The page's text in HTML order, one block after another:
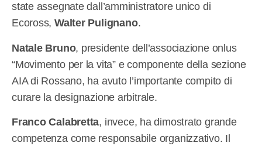
state assegnate dall’amministratore unico di
Ecoross,Walter Pulignano.
Natale Bruno, presidente dell’associazione onlus
“Movimento per la vita” e componente della sezione
AIA di Rossano, ha avuto l’importante compito di
curare la designazione arbitrale.
Franco Calabretta, invece, ha dimostrato grande
competenza come responsabile organizzativo. Il